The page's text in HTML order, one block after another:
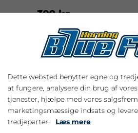
399 kr.
Her hos Blue Fox bestræber vi
bedste service, som
Har du spørgsmål til vores
sende os en mail på:
Dette websted benytter egne og
at fungere, analysere din brug af
tjenester, hjælpe med vores
marketingsmæssige indsats og
tredjeparter. Læs mere